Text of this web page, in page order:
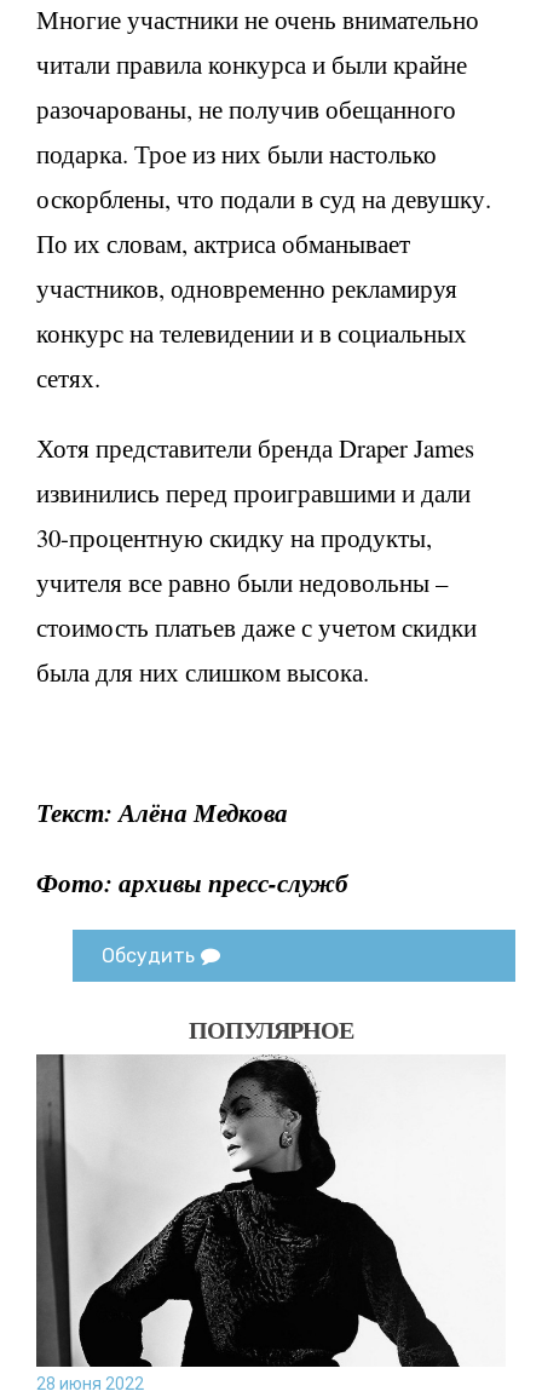
Многие участники не очень внимательно
читали правила конкурса и были крайне
разочарованы, не получив обещанного
подарка. Трое из них были настолько
оскорблены, что подали в суд на девушку.
По их словам, актриса обманывает
участников, одновременно рекламируя
конкурс на телевидении и в социальных
сетях.
Хотя представители бренда Draper James
извинились перед проигравшими и дали
30-процентную скидку на продукты,
учителя все равно были недовольны –
стоимость платьев даже с учетом скидки
была для них слишком высока.
Текст: Алёна Медкова
Фото: архивы пресс-служб
Обсудить
ПОПУЛЯРНОЕ
28 июня 2022